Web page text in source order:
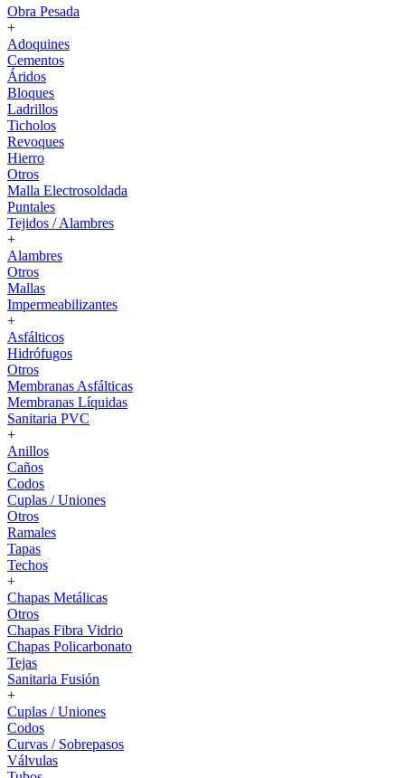
Obra Pesada
+
Adoquines
Cementos
Áridos
Bloques
Ladrillos
Ticholos
Revoques
Hierro
Otros
Malla Electrosoldada
Puntales
Tejidos / Alambres
+
Alambres
Otros
Mallas
Impermeabilizantes
+
Asfálticos
Hidrófugos
Otros
Membranas Asfálticas
Membranas Líquidas
Sanitaria PVC
+
Anillos
Caños
Codos
Cuplas / Uniones
Otros
Ramales
Tapas
Techos
+
Chapas Metálicas
Otros
Chapas Fibra Vidrio
Chapas Policarbonato
Tejas
Sanitaria Fusión
+
Cuplas / Uniones
Codos
Curvas / Sobrepasos
Válvulas